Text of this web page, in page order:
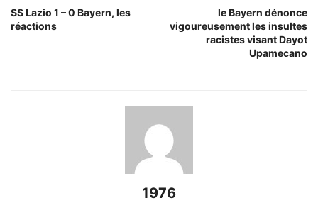
SS Lazio 1 – 0 Bayern, les
réactions
le Bayern dénonce
vigoureusement les insultes
racistes visant Dayot
Upamecano
1976